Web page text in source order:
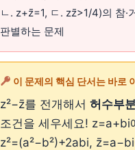
ㄴ. z+z̄=1, ㄷ. zz̄>1/4)의 참·
판별하는 문제
이 문제의 핵심 단서는 바로
z²−z̄를 전개해서 허수부
조건을 세우세요! z=a+bi
z²=(a²−b²)+2abi, z̄=a−bi